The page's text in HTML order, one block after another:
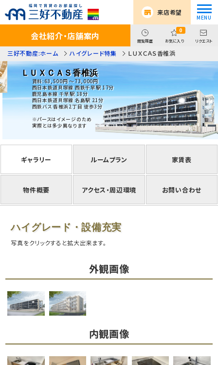
来店希望
会社紹介・店舗案内 閲覧履歴
0
お気に入り リクエスト
三好不動産:ホーム ハイグレード特集 ＬＵＸＣＡＳ香椎浜
ＬＵＸＣＡＳ香椎浜
賃料:63,500円 ～73,000円
西日本鉄道貝塚線 西鉄千早駅 17分
鹿児島本線 千早駅 18分
西日本鉄道貝塚線 名島駅 21分
西鉄バス 香椎浜2丁目 徒歩3分
※パースはイメージのため
実際とは多少異なります
ギャラリー ルームプラン 家賃表
物件概要 アクセス・周辺環境 お問い合わせ
ハイグレード・設備充実
写真をクリックすると拡大出来ます。
外観画像
内観画像